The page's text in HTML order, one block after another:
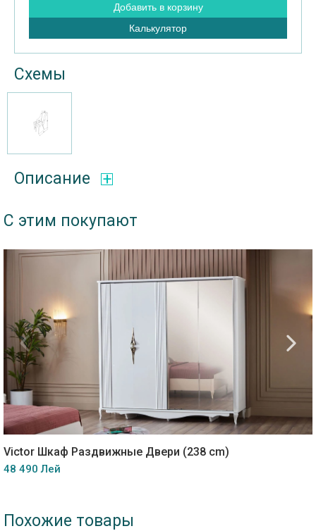
Добавить в корзину
Калькулятор
Схемы
Описание
С этим покупают
Victor Шкаф Раздвижные Двери (238 cm)
48 490 Лей
Похожие товары